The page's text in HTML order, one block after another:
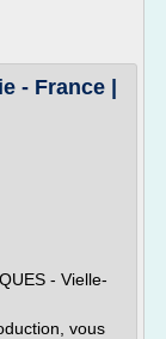
- France |
- Vielle-
vous